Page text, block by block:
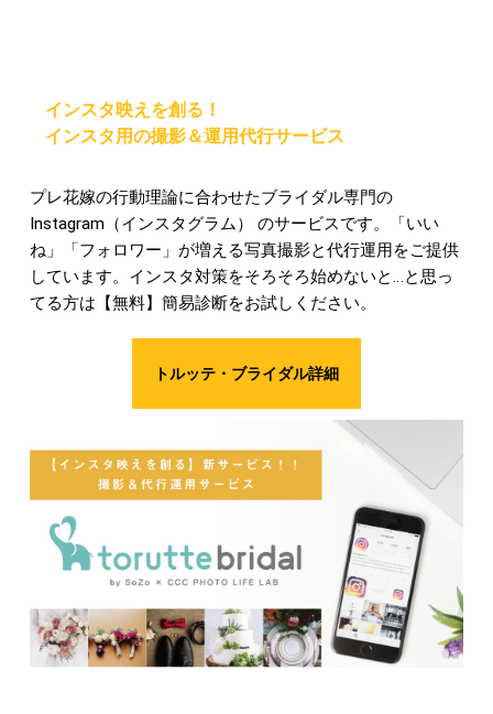
インスタ映えを創る！
インスタ用の撮影＆運用代行サービス
プレ花嫁の行動理論に合わせたブライダル専門の
Instagram（インスタグラム） のサービスです。「いい
ね」「フォロワー」が増える写真撮影と代行運用をご提供
しています。インスタ対策をそろそろ始めないと…と思っ
てる方は【無料】簡易診断をお試しください。
トルッテ・ブライダル詳細